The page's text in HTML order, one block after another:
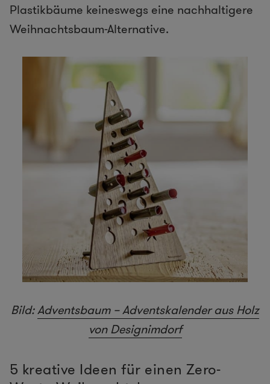
Plastikbäume keineswegs eine nachhaltigere
Weihnachtsbaum-Alternative.
Bild:Adventsbaum – Adventskalender aus Holz
von Designimdorf
5 kreative Ideen für einen Zero-